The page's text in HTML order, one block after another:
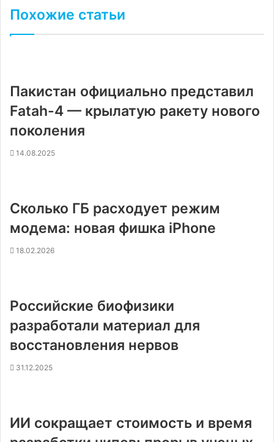
Похожие статьи
Пакистан официально представил
Fatah-4 — крылатую ракету нового
поколения
14.08.2025
Сколько ГБ расходует режим
модема: новая фишка iPhone
18.02.2026
Российские биофизики
разработали материал для
восстановления нервов
31.12.2025
ИИ сокращает стоимость и время